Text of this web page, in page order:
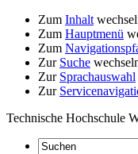
Zum Inhalt
Zum Hauptmenü
Zum
Zur Suche
Zur Sprachauswahl
Zur
Technische Hochschule